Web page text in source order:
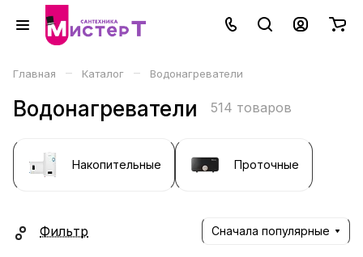
Главная – Каталог – Водонагреватели
Водонагреватели 514 товаров
Накопительные Проточные
Фильтр Сначала популярные